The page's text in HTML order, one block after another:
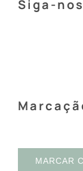
Siga-
MARCAR